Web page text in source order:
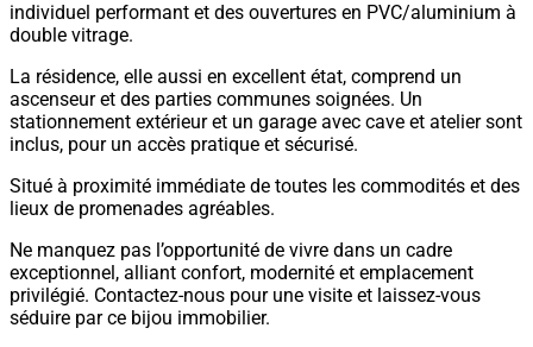
individuel performant et des ouvertures en PVC/aluminium à
double vitrage.
La résidence, elle aussi en excellent état, comprend un
ascenseur et des parties communes soignées. Un
stationnement extérieur et un garage avec cave et atelier sont
inclus, pour un accès pratique et sécurisé.
Situé à proximité immédiate de toutes les commodités et des
lieux de promenades agréables.
Ne manquez pas l’opportunité de vivre dans un cadre
exceptionnel, alliant confort, modernité et emplacement
privilégié. Contactez-nous pour une visite et laissez-vous
séduire par ce bijou immobilier.